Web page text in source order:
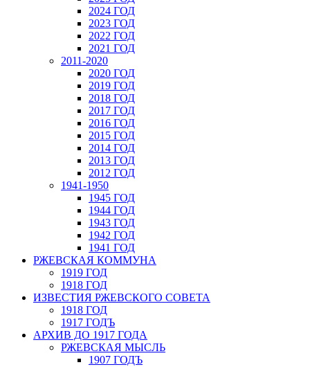
2024 ГОД
2023 ГОД
2022 ГОД
2021 ГОД
2011-2020
2020 ГОД
2019 ГОД
2018 ГОД
2017 ГОД
2016 ГОД
2015 ГОД
2014 ГОД
2013 ГОД
2012 ГОД
1941-1950
1945 ГОД
1944 ГОД
1943 ГОД
1942 ГОД
1941 ГОД
РЖЕВСКАЯ КОММУНА
1919 ГОД
1918 ГОД
ИЗВЕСТИЯ РЖЕВСКОГО СОВЕТА
1918 ГОД
1917 ГОДЪ
АРХИВ ДО 1917 ГОДА
РЖЕВСКАЯ МЫСЛЬ
1907 ГОДЪ